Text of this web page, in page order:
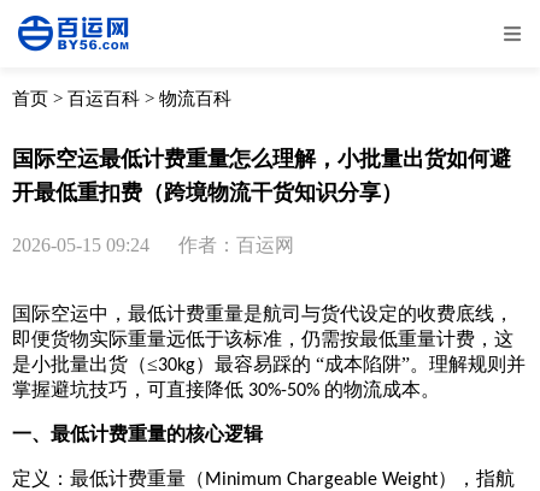
全部 物流资讯
取消 确定
首页 > 百运百科 > 物流百科
国际空运最低计费重量怎么理解，小批量出货如何避
开最低重扣费（跨境物流干货知识分享）
2026-05-15 09:24 作者：百运网
国际空运中，最低计费重量是航司与货代设定的收费底线，
即便货物实际重量远低于该标准，仍需按最低重量计费，这
是小批量出货（≤30kg）最容易踩的 “成本陷阱”。理解规则并
掌握避坑技巧，可直接降低 30%-50% 的物流成本。
一、最低计费重量的核心逻辑
定义：最低计费重量（ Minimum Chargeable Weight），指航